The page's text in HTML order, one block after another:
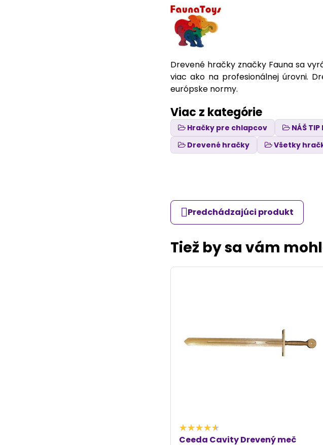
Drevené hračky značky Fauna sa
viac ako na profesionálnej úrovni.
európske normy.
Viac z kategórie
Hračky pre chlapcov NÁŠ TIP
Drevené hračky
Všetky
Predchádzajúci produkt
Tiež by sa vám
Ceeda Cavity Drevený meč